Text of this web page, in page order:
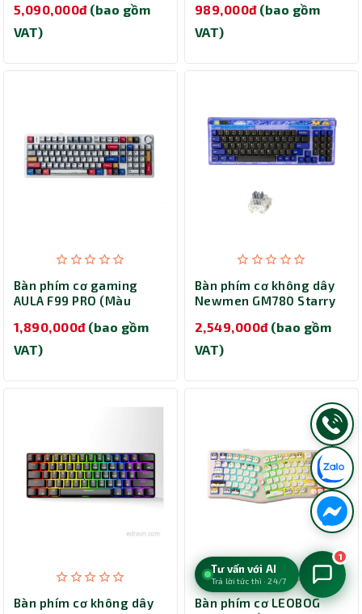
5,090,000đ (bao gồm
VAT)
989,000đ (bao gồm
VAT)
Bàn phím cơ gaming
AULA F99 PRO (Màu
switch)
1,890,000đ (bao gồm
VAT)
Bàn phím cơ không dây
Newmen GM780 Starry
Switch
2,549,000đ (bao gồm
VAT)
Bàn phím cơ không dây
Bàn phím cơ LEOBOG
Tư vấn với AI
Trả lời tức thì · 24/7
1